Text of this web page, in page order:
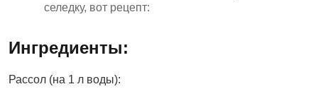
селедку, вот рецепт:
Ингредиенты:
Рассол (на 1 л воды):